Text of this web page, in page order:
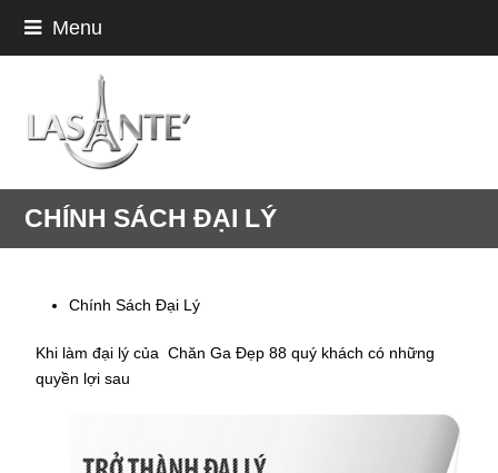
Menu
CHÍNH SÁCH ĐẠI LÝ
Chính Sách Đại Lý
Khi làm đại lý của Chăn Ga Đẹp 88 quý khách có những
quyền lợi sau